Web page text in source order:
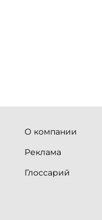
О компании
Реклама
Глоссарий